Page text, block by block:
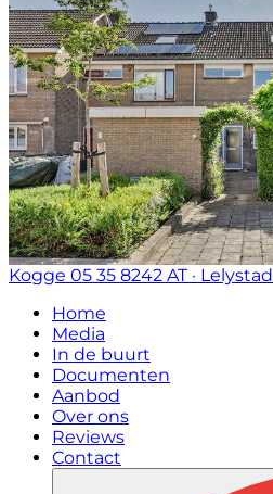
Kogge 05 35 8242 AT · Lelystad
Home
Media
In de buurt
Documenten
Aanbod
Over ons
Reviews
Contact